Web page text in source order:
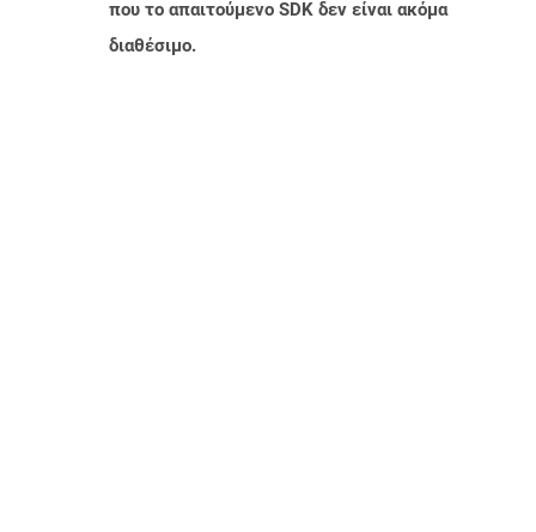
που το απαιτούμενο SDK δεν είναι ακόμα
διαθέσιμο.